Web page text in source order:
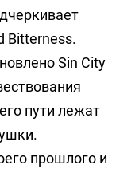
Bitterness.
Sin City
пути лежат
прошлого и